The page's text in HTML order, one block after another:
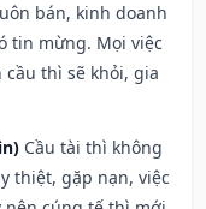
bán, kinh doanh
tin mừng. Mọi việc
thì sẽ khỏi, gia
Cầu tài thì không
thiệt, gặp nạn, việc